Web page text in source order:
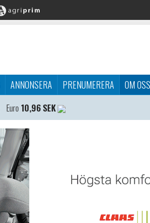
ANNONSERA PRENUMERERA
OM OSS
Euro 10,96 SEK